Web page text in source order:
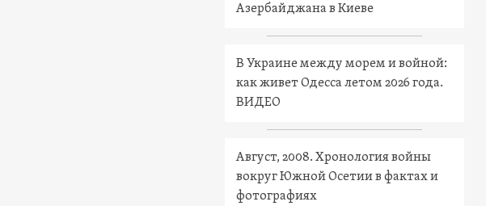
Азербайджана в Киеве
В Украине между морем и войной:
как живет Одесса летом 2026 года.
ВИДЕО
Август, 2008. Хронология войны
вокруг Южной Осетии в фактах и
фотографиях